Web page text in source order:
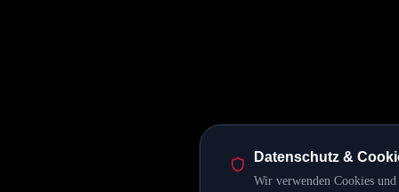
Datenschutz &
Wir verwenden Cookies